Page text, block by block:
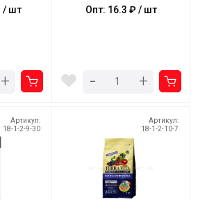
/ шт
+
Опт: 16.3 ₽ / шт
- +
Артикул:
18-1-2-9-30
Артикул:
18-1-2-10-7